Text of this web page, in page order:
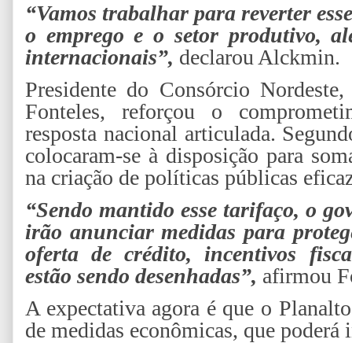
“Vamos trabalhar para reverter
o emprego e o setor produtivo,
internacionais”, declarou Alckmin.
Presidente do Consórcio
Fonteles, reforçou o
resposta nacional articulada.
colocaram-se à disposição para
na criação de políticas públicas
“Sendo mantido esse tarifaço, o
irão anunciar medidas para
oferta de crédito, incentivos
estão sendo desenhadas”, afirmou
A expectativa agora é que o
de medidas econômicas, que